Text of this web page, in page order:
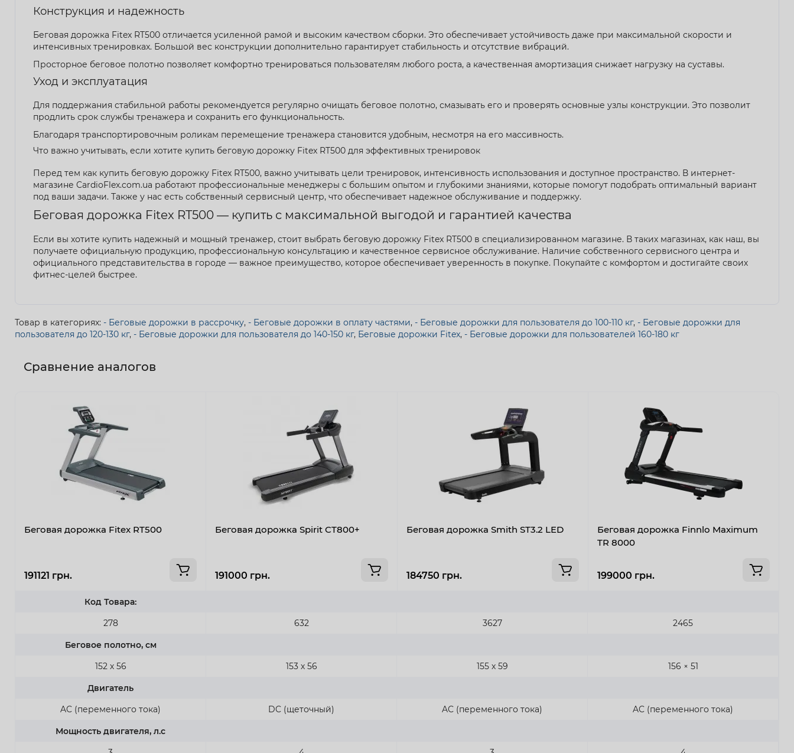
Конструкция и надежность
Беговая дорожка Fitex RT500 отличается усиленной рамой и высоким качеством сборки. Это обеспечивает устойчивость даже при максимальной скорости и
интенсивных тренировках. Большой вес конструкции дополнительно гарантирует стабильность и отсутствие вибраций.
Просторное беговое полотно позволяет комфортно тренироваться пользователям любого роста, а качественная амортизация снижает нагрузку на суставы.
Уход и эксплуатация
Для поддержания стабильной работы рекомендуется регулярно очищать беговое полотно, смазывать его и проверять основные узлы конструкции. Это позволит
продлить срок службы тренажера и сохранить его функциональность.
Благодаря транспортировочным роликам перемещение тренажера становится удобным, несмотря на его массивность.
Что важно учитывать, если хотите купить беговую дорожку Fitex RT500 для эффективных тренировок
Перед тем как купить беговую дорожку Fitex RT500, важно учитывать цели тренировок, интенсивность использования и доступное пространство. В интернет-
магазине CardioFlex.com.ua работают профессиональные менеджеры с большим опытом и глубокими знаниями, которые помогут подобрать оптимальный вариант
под ваши задачи. Также у нас есть собственный сервисный центр, что обеспечивает надежное обслуживание и поддержку.
Беговая дорожка Fitex RT500 — купить с максимальной выгодой и гарантией качества
Если вы хотите купить надежный и мощный тренажер, стоит выбрать беговую дорожку Fitex RT500 в специализированном магазине. В таких магазинах, как наш, вы
получаете официальную продукцию, профессиональную консультацию и качественное сервисное обслуживание. Наличие собственного сервисного центра и
официального представительства в городе — важное преимущество, которое обеспечивает уверенность в покупке. Покупайте с комфортом и достигайте своих
фитнес-целей быстрее.
Товар в категориях: - Беговые дорожки в рассрочку, - Беговые дорожки в оплату частями, - Беговые дорожки для пользователя до 100-110 кг, - Беговые дорожки для
пользователя до 120-130 кг, - Беговые дорожки для пользователя до 140-150 кг, Беговые дорожки Fitex, - Беговые дорожки для пользователей 160-180 кг
Сравнение аналогов
Беговая дорожка Fitex RT500
191121 грн.
Код Товара:
278
Беговое полотно, см
152 х 56
Двигатель
AC (переменного тока)
Мощность двигателя, л.с
Беговая дорожка Spirit CT800+
191000 грн.
632
153 х 56
DC (щеточный)
Беговая дорожка Smith ST3.2 LED
184750 грн.
3627
155 х 59
AC (переменного тока)
Беговая дорожка Finnlo Maximum
TR 8000
199000 грн.
2465
156 × 51
AC (переменного тока)